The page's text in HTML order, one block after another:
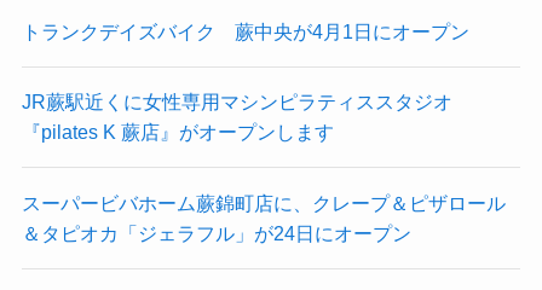
トランクデイズバイク 蕨中央が4月1日にオープン
JR蕨駅近くに女性専用マシンピラティススタジオ
『pilates K 蕨店』がオープンします
スーパービバホーム蕨錦町店に、クレープ＆ピザロール
＆タピオカ「ジェラフル」が24日にオープン